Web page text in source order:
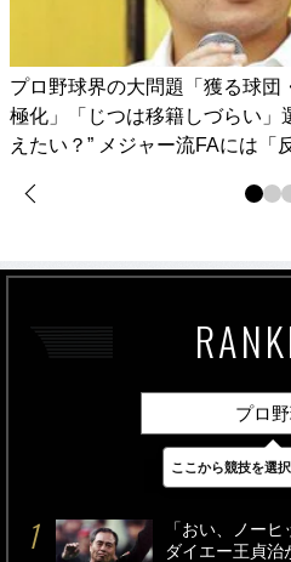
プロ野球界の大問題「獲る球団
極化」「じつは移籍しづらい」
えたい？” メジャー流FAには「
プロ
最新 24時
「おい、ノー
ダイエー王貞治
ここから競技を選